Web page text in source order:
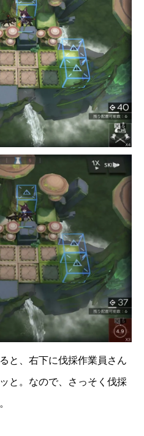
と、右下に伐採作業員さん
と。なので、さっそく伐採